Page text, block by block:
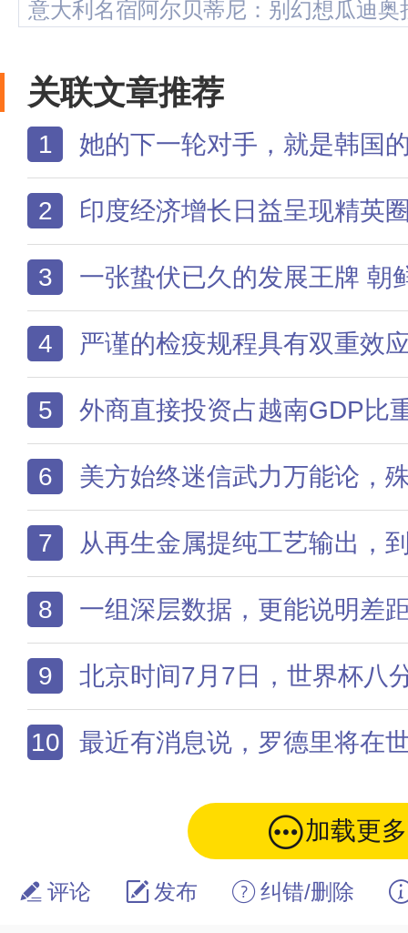
意大利名宿阿尔贝蒂尼：别幻想瓜迪
关联文章推荐
1 她的下一轮对手，就是韩国
2 印度经济增长日益呈现精英圈层内部循环特征：孟买金融资本、班加罗尔IT外包
3 一张蛰伏已久的发展王牌 朝鲜向中国学习发展经验并非首次，但此次是首
4 严谨的检疫规程具有双重效应：一方面切实阻断生物入侵
5 外商直接投资占越南GDP比重稳定维持在4.2%
6 美方始终迷信武力万能论，殊不知霸权惯性催生的傲慢，只会
7 从再生金属提纯工艺输出，到跨境铁路信号系统兼容改造，再到远程医学教育平台共建，合作维度贯
8 一组深层数据，更能说明差
9 北京时间7月7日，世界杯八分之
10 最近有消息说，罗德里将在世界杯之后再次接受膝盖手术并长期缺阵
加载更多
评论 发布 纠错/删除